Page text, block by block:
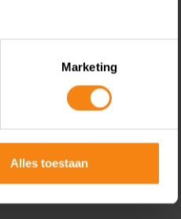
Marketing
Alles toestaan